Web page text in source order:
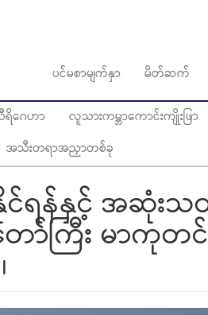
ပင်မစာမျက်နှာ မိတ်ဆက်
ဂေဟာ လူသားကမ္ဘာကောင်းကျိုးဖြာ
အသီးတရာအညှာတစ်ခု
နိုင်ရန်နှင့် အဆုံး
ာ်ကြီး မာကုတင်